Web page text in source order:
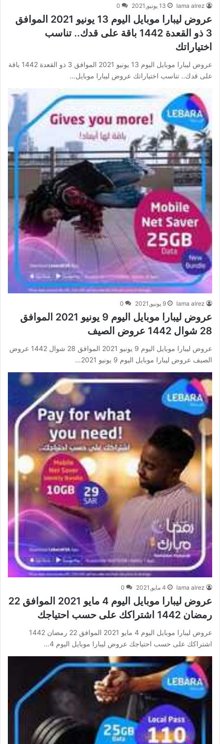
lama alrez 13 يونيو,2021 0
عروض ليبارا موبايل اليوم 13 يونيو 2021 الموافق
3 ذو القعدة 1442 باقة على قدك.. تناسب
اختياراتك
عروض ليبارا موبايل اليوم 13 يونيو 2021 الموافق 3 ذو القعدة 1442 باقة
على قدك.. تناسب اختياراتك عروض ليبارا موبايل…
lama alrez 9 يونيو,2021 0
عروض ليبارا موبايل اليوم 9 يونيو 2021 الموافق
28 شوال 1442 عروض الصيف
عروض ليبارا موبايل اليوم 9 يونيو 2021 الموافق 28 شوال 1442 عروض
الصيف عروض ليبارا موبايل اليوم 9 يونيو 2021…
lama alrez 4 مايو,2021 0
عروض ليبارا موبايل اليوم 4 مايو 2021 الموافق 22
رمضان 1442 اشتراكك على حسب احتياجك
عروض ليبارا موبايل اليوم 4 مايو 2021 الموافق 22 رمضان 1442
اشتراكك على حسب احتياجك عروض ليبارا موبايل اليوم 4…